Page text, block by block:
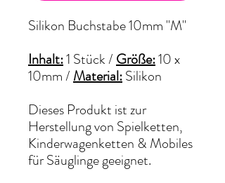
Silikon Buchstabe 10mm "M"
Inhalt:1 Stück /Größe:10 x
10mm/Material:Silikon
Dieses Produkt ist zur
Herstellung von Spielketten,
Kinderwagenketten & Mobiles
für Säuglinge geeignet.